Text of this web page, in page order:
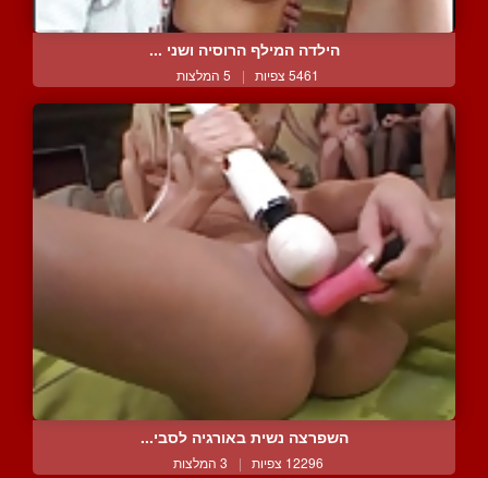
הילדה המילף הרוסיה ושני ...
5461 צפיות | 5 המלצות
השפרצה נשית באורגיה לסבי...
12296 צפיות | 3 המלצות